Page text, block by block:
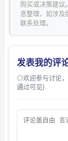
购买或决策建议
息整理，如涉及
联系处理。
发表我的评
◎欢迎参与讨论
通过可见)